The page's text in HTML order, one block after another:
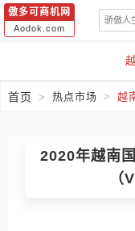
傲多可商机网
Aodok.com
首页 热点市场 越
2020年越南
（